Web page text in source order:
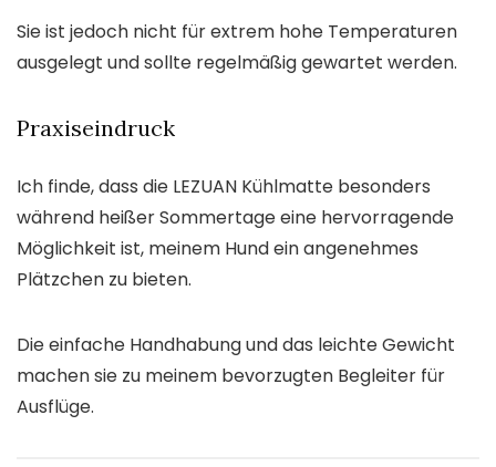
Sie ist jedoch nicht für extrem hohe Temperaturen
ausgelegt und sollte regelmäßig gewartet werden.
Praxiseindruck
Ich finde, dass die LEZUAN Kühlmatte besonders
während heißer Sommertage eine hervorragende
Möglichkeit ist, meinem Hund ein angenehmes
Plätzchen zu bieten.
Die einfache Handhabung und das leichte Gewicht
machen sie zu meinem bevorzugten Begleiter für
Ausflüge.